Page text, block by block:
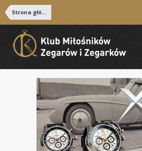
Strona główna